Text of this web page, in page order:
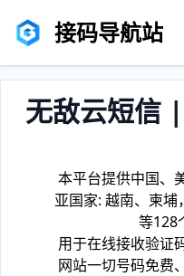
接码导航站
无敌云短信
本平台提供中国、
亚国家: 越南、柬埔
等128
用于在线接收验证
网站一切号码免费